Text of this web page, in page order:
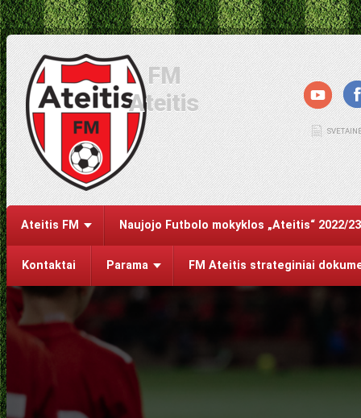
FM
Ateitis
Ateitis FM Naujojo Futbolo mokyklos „Ateitis“ 2022/
Kontaktai Parama FM Ateitis strateginiai